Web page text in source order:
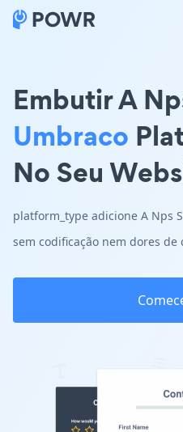
Embutir A
Umbraco
No Seu
platform_type adicione A Nps
sem codificação nem dores de